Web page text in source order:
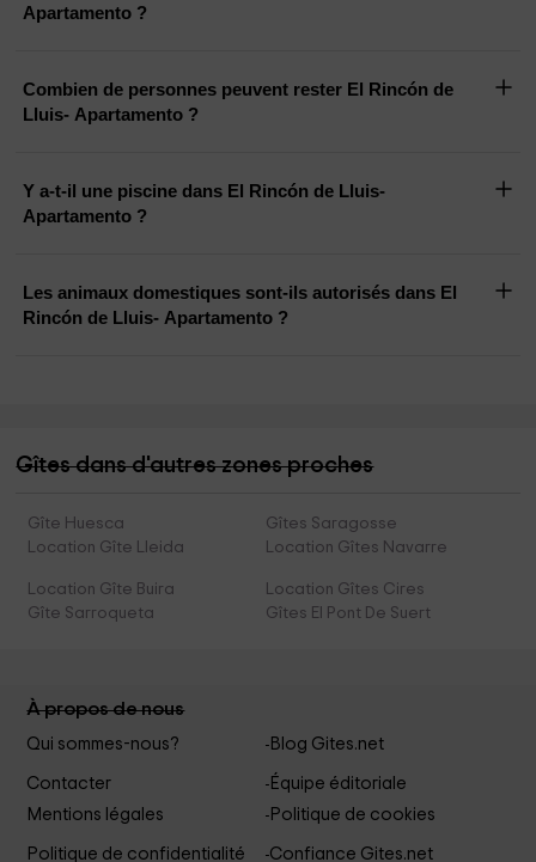
Apartamento ?
Combien de personnes peuvent rester El Rincón de
Lluis- Apartamento ?
Y a-t-il une piscine dans El Rincón de Lluis-
Apartamento ?
Les animaux domestiques sont-ils autorisés dans El
Rincón de Lluis- Apartamento ?
Gîtes dans d'autres zones proches
Gîte Huesca
Gîtes Saragosse
Location Gîte Lleida
Location Gîtes Navarre
Location Gîte Buira
Location Gîtes Cires
Gîte Sarroqueta
Gîtes El Pont De Suert
À propos de nous
Qui sommes-nous? Blog Gites.net
Contacter
Équipe éditoriale
Mentions légales
Politique de cookies
Politique de confidentialité Confiance Gites.net